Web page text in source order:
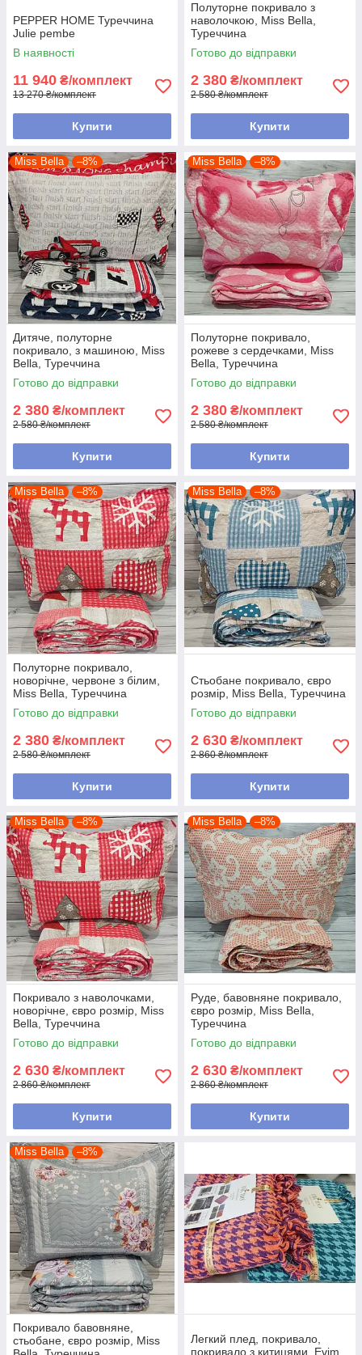
PEPPER HOME Туреччина
Julie pembe
В наявності
11 940 ₴/комплект
13 270 ₴/комплект
Купити
Полуторне покривало з
наволочкою, Miss Bella,
Туреччина
Готово до відправки
2 380 ₴/комплект
2 580 ₴/комплект
Купити
Miss Bella –8%
Дитяче, полуторне
покривало, з машиною, Miss
Bella, Туреччина
Готово до відправки
2 380 ₴/комплект
2 580 ₴/комплект
Купити
Miss Bella –8%
Полуторне покривало,
рожеве з сердечками, Miss
Bella, Туреччина
Готово до відправки
2 380 ₴/комплект
2 580 ₴/комплект
Купити
Miss Bella –8%
Полуторне покривало,
новорічне, червоне з білим,
Miss Bella, Туреччина
Готово до відправки
2 380 ₴/комплект
2 580 ₴/комплект
Купити
Miss Bella –8%
Стьобане покривало, євро
розмір, Miss Bella, Туреччина
Готово до відправки
2 630 ₴/комплект
2 860 ₴/комплект
Купити
Miss Bella –8%
Покривало з наволочками,
новорічне, євро розмір, Miss
Bella, Туреччина
Готово до відправки
2 630 ₴/комплект
2 860 ₴/комплект
Купити
Miss Bella –8%
Руде, бавовняне покривало,
євро розмір, Miss Bella,
Туреччина
Готово до відправки
2 630 ₴/комплект
2 860 ₴/комплект
Купити
Miss Bella –8%
Покривало бавовняне,
стьобане, євро розмір, Miss
Легкий плед, покривало,
покривало з китицями, Evim